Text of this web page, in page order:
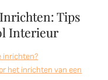
Tips
Interieur
inrichten?
het inrichten van een